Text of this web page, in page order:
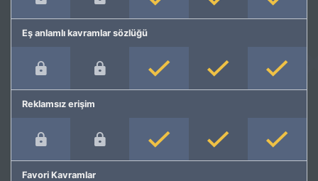
Eş anlamlı kavramlar sözlüğü
Reklamsız erişim
Favori Kavramlar